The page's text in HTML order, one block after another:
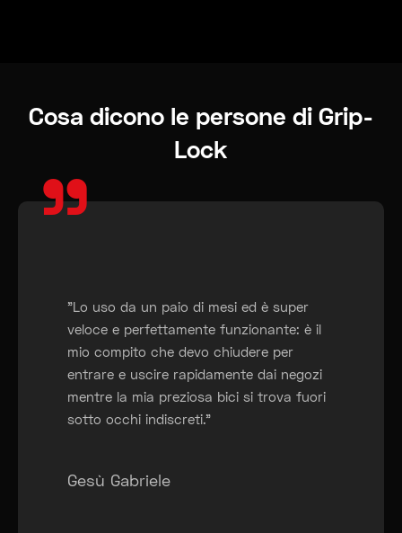
Cosa dicono le persone di Grip-
Lock
""Lo uso da un paio di mesi ed è super
veloce e perfettamente funzionante: è il
mio compito che devo chiudere per
entrare e uscire rapidamente dai negozi
mentre la mia preziosa bici si trova fuori
sotto occhi indiscreti."
Gesù Gabriele